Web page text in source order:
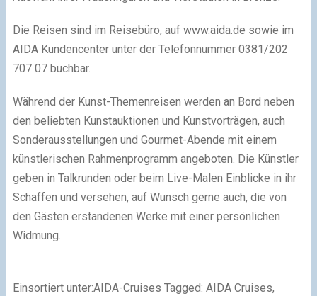
Die Reisen sind im Reisebüro, auf www.aida.de sowie im
AIDA Kundencenter unter der Telefonnummer 0381/202
707 07 buchbar.
Während der Kunst-Themenreisen werden an Bord neben
den beliebten Kunstauktionen und Kunstvorträgen, auch
Sonderausstellungen und Gourmet-Abende mit einem
künstlerischen Rahmenprogramm angeboten. Die Künstler
geben in Talkrunden oder beim Live-Malen Einblicke in ihr
Schaffen und versehen, auf Wunsch gerne auch, die von
den Gästen erstandenen Werke mit einer persönlichen
Widmung.
Einsortiert unter:AIDA-Cruises Tagged: AIDA Cruises,